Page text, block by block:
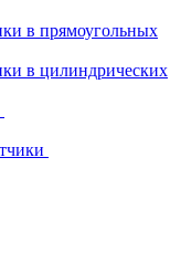
в прямоугольных
в цилиндрических